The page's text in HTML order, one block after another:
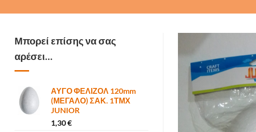
Μπορεί επίσης να σας
αρέσει…
ΑΥΓΟ ΦΕΛΙΖΟΛ 120mm
(ΜΕΓΑΛΟ) ΣΑΚ. 1ΤΜΧ
JUNIOR
1,30€